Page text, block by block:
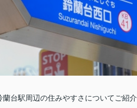
台駅周辺の住みやすさについてご紹介